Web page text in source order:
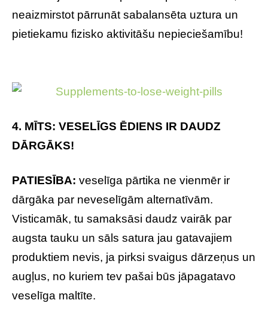
neaizmirstot pārrunāt sabalansēta uztura un
pietiekamu fizisko aktivitāšu nepieciešamību!
4. MĪTS: VESELĪGS ĒDIENS IR DAUDZ
DĀRGĀKS!
PATIESĪBA: veselīga pārtika ne vienmēr ir
dārgāka par neveselīgām alternatīvām.
Visticamāk, tu samaksāsi daudz vairāk par
augsta tauku un sāls satura jau gatavajiem
produktiem nevis, ja pirksi svaigus dārzeņus un
augļus, no kuriem tev pašai būs jāpagatavo
veselīga maltīte.